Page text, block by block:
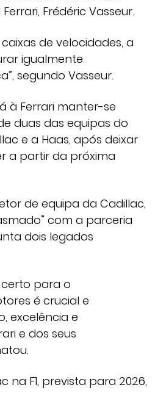
Frédéric Vasseur.
de velocidades, a
igualmente
segundo Vasseur.
à Ferrari manter-se
duas das equipas do
e a Haas, após deixar
a partir da próxima
de equipa da Cadillac,
com a parceria
dois legados
certo para o
é crucial e
excelência e
e dos seus
na F1, prevista para 2026,